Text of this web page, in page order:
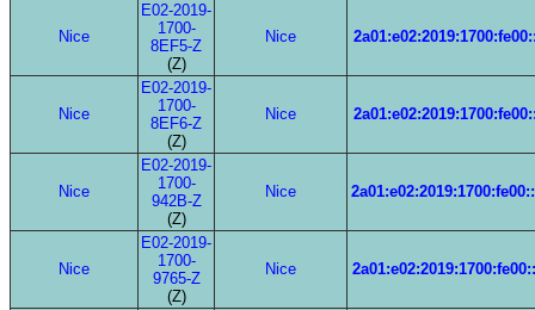
Nice
E02-2019-
1700-
8EF5-Z
(Z)
Nice
Nice
E02-2019-
1700-
8EF6-Z
(Z)
Nice
Nice
E02-2019-
1700-
942B-Z
(Z)
Nice
Nice
E02-2019-
1700-
9765-Z
(Z)
Nice